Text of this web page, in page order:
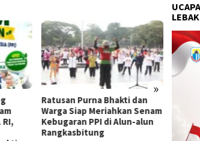
»
Ratusan Purna Bhakti dan
Warga Siap Meriahkan Senam
Kebugaran PPI di Alun-alun
Rangkasbitung
KUA-
2027
LEBAK